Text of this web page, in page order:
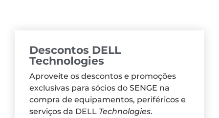
Descontos DELL
Technologies
Aproveite os descontos e promoções
exclusivas para sócios do SENGE na
compra de equipamentos, periféricos e
serviços da DELL Technologies.